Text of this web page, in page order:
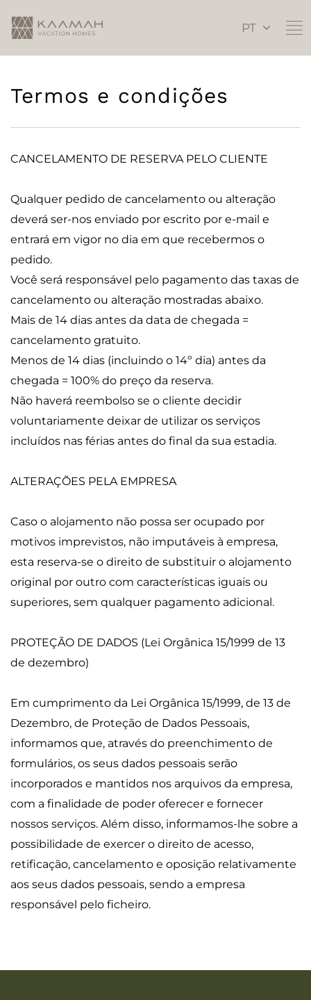
PT
Termos e condições
CANCELAMENTO DE RESERVA PELO CLIENTE
Qualquer pedido de cancelamento ou alteração
deverá ser-nos enviado por escrito por e-mail e
entrará em vigor no dia em que recebermos o
pedido.
Você será responsável pelo pagamento das taxas de
cancelamento ou alteração mostradas abaixo.
Mais de 14 dias antes da data de chegada =
cancelamento gratuito.
Menos de 14 dias (incluindo o 14º dia) antes da
chegada = 100% do preço da reserva.
Não haverá reembolso se o cliente decidir
voluntariamente deixar de utilizar os serviços
incluídos nas férias antes do final da sua estadia.
ALTERAÇÕES PELA EMPRESA
Caso o alojamento não possa ser ocupado por
motivos imprevistos, não imputáveis à empresa,
esta reserva-se o direito de substituir o alojamento
original por outro com características iguais ou
superiores, sem qualquer pagamento adicional.
PROTEÇÃO DE DADOS (Lei Orgânica 15/1999 de 13
de dezembro)
Em cumprimento da Lei Orgânica 15/1999, de 13 de
Dezembro, de Proteção de Dados Pessoais,
informamos que, através do preenchimento de
formulários, os seus dados pessoais serão
incorporados e mantidos nos arquivos da empresa,
com a finalidade de poder oferecer e fornecer
nossos serviços. Além disso, informamos-lhe sobre a
possibilidade de exercer o direito de acesso,
retificação, cancelamento e oposição relativamente
aos seus dados pessoais, sendo a empresa
responsável pelo ficheiro.